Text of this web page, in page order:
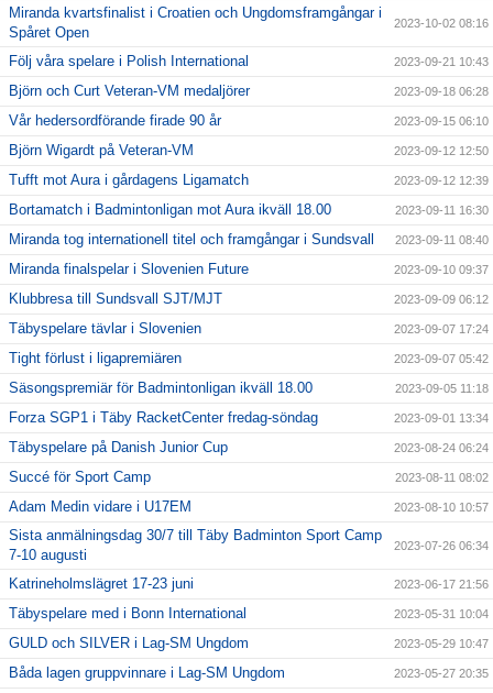
Miranda kvartsfinalist i Croatien och Ungdomsframgångar i
Spåret Open
2023-10-02 08:16
Följ våra spelare i Polish International 2023-09-21 10:43
Björn och Curt Veteran-VM medaljörer 2023-09-18 06:28
Vår hedersordförande firade 90 år 2023-09-15 06:10
Björn Wigardt på Veteran-VM 2023-09-12 12:50
Tufft mot Aura i gårdagens Ligamatch 2023-09-12 12:39
Bortamatch i Badmintonligan mot Aura ikväll 18.00 2023-09-11 16:30
Miranda tog internationell titel och framgångar i Sundsvall 2023-09-11 08:40
Miranda finalspelar i Slovenien Future 2023-09-10 09:37
Klubbresa till Sundsvall SJT/MJT 2023-09-09 06:12
Täbyspelare tävlar i Slovenien 2023-09-07 17:24
Tight förlust i ligapremiären 2023-09-07 05:42
Säsongspremiär för Badmintonligan ikväll 18.00 2023-09-05 11:18
Forza SGP1 i Täby RacketCenter fredag-söndag 2023-09-01 13:34
Täbyspelare på Danish Junior Cup 2023-08-24 06:24
Succé för Sport Camp 2023-08-11 08:02
Adam Medin vidare i U17EM 2023-08-10 10:57
Sista anmälningsdag 30/7 till Täby Badminton Sport Camp
7-10 augusti
2023-07-26 06:34
Katrineholmslägret 17-23 juni 2023-06-17 21:56
Täbyspelare med i Bonn International 2023-05-31 10:04
GULD och SILVER i Lag-SM Ungdom 2023-05-29 10:47
Båda lagen gruppvinnare i Lag-SM Ungdom 2023-05-27 20:35